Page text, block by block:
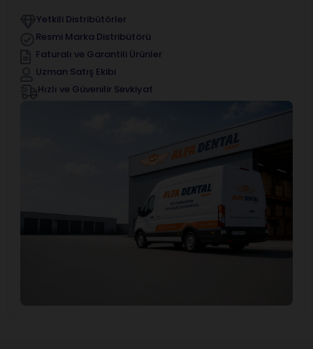
Yetkili Distribütörler
Resmi Marka Distribütörü
Faturalı ve Garantili Ürünler
Uzman Satış Ekibi
Hızlı ve Güvenilir Sevkiyat